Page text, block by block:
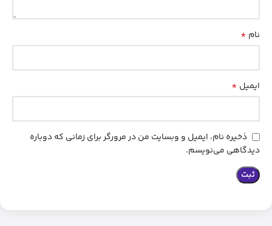
نام *
ایمیل *
ذخیره نام، ایمیل و وبسایت من در مرورگر برای زمانی که دوباره
دیدگاهی می‌نویسم.